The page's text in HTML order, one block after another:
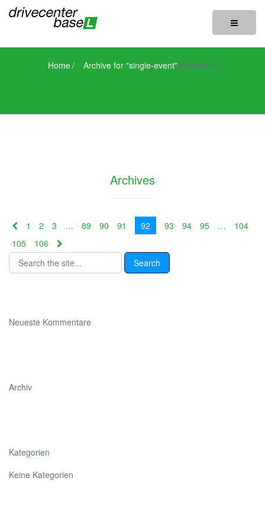
Toggle
Home/ Archive for "single-event"driveme 92
Archives
1 2 3 … 89 90 91 92 93 94 95 …
104
105
106
Neueste Kommentare
Archiv
Kategorien
Keine Kategorien